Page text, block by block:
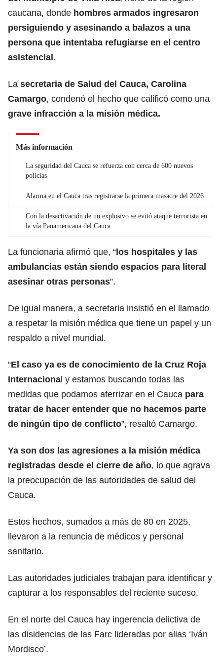
caucana, donde hombres armados ingresaron
persiguiendo y asesinando a balazos a una
persona que intentaba refugiarse en el centro
asistencial.
La secretaria de Salud del Cauca, Carolina
Camargo, condenó el hecho que calificó como una
grave infracción a la misión médica.
Más información
La seguridad del Cauca se refuerza con cerca de 600 nuevos
policías
Alarma en el Cauca tras registrarse la primera masacre del 2026
Con la desactivación de un explosivo se evitó ataque terrorista en
la vía Panamericana del Cauca
La funcionaria afirmó que, “los hospitales y las
ambulancias están siendo espacios para literal
asesinar otras personas”.
De igual manera, a secretaria insistió en el llamado
a respetar la misión médica que tiene un papel y un
respaldo a nivel mundial.
“El caso ya es de conocimiento de la Cruz Roja
Internacional y estamos buscando todas las
medidas que podamos aterrizar en el Cauca para
tratar de hacer entender que no hacemos parte
de ningún tipo de conflicto”, resaltó Camargo.
Ya son dos las agresiones a la misión médica
registradas desde el cierre de año, lo que agrava
la preocupación de las autoridades de salud del
Cauca.
Estos hechos, sumados a más de 80 en 2025,
llevaron a la renuncia de médicos y personal
sanitario.
Las autoridades judiciales trabajan para identificar y
capturar a los responsables del reciente suceso.
En el norte del Cauca hay ingerencia delictiva de
las disidencias de las Farc lideradas por alias ‘Iván
Mordisco’.